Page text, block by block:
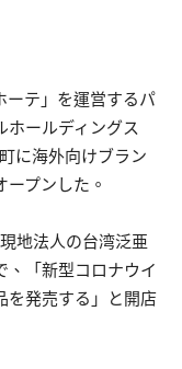
ーテ」を運営するパ
ホールディングス
に海外向けブラン
ープンした。
地法人の台湾泛亜
、「新型コロナウイ
を発売する」と開店